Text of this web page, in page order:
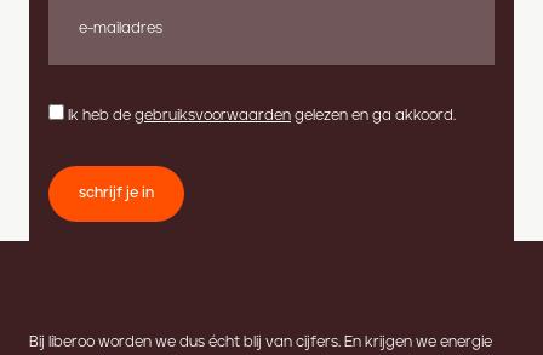
Ik heb de gebruiksvoorwaarden gelezen en ga akkoord.
schrijf je in
Bij liberoo worden we dus écht blij van cijfers. En krijgen we energie